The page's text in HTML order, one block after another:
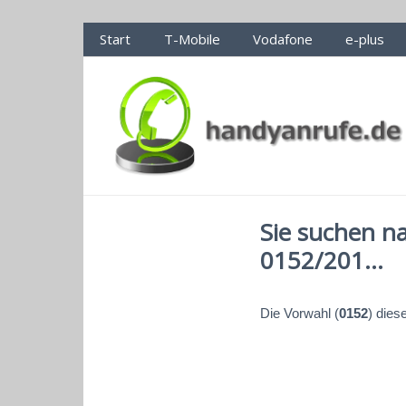
Handyanrufe.de Nummerncheck
Start T-Mobile Vodafone e-plus
Sie suchen
0152/201...
Die Vorwahl (0152)